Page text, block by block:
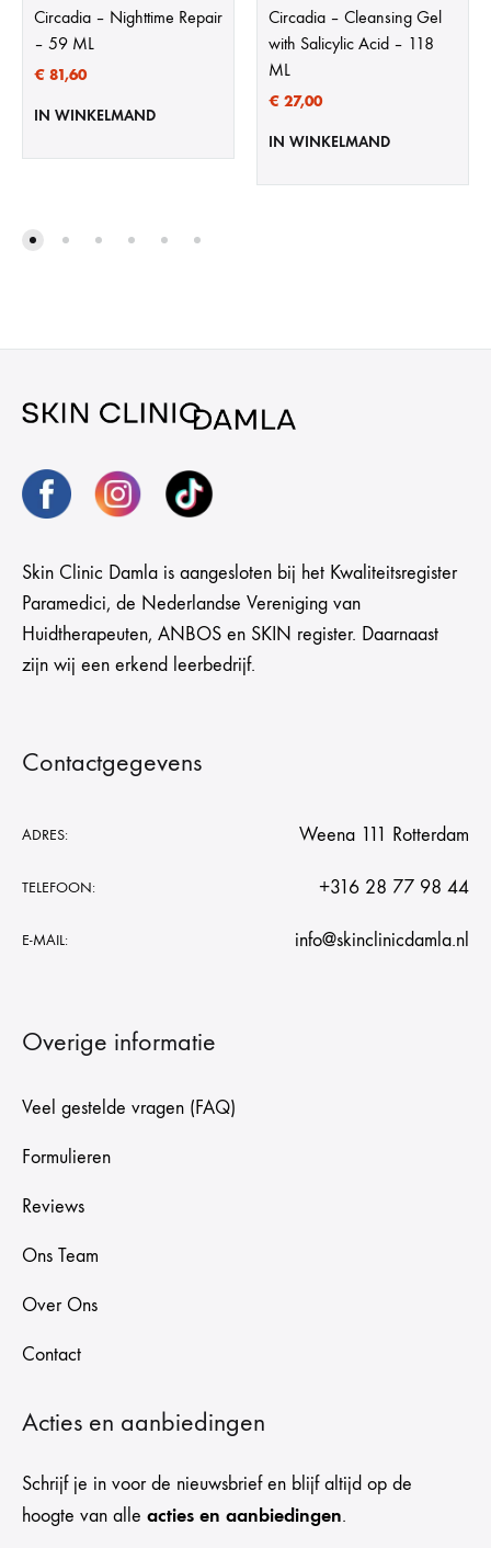
Circadia – Nighttime Repair
– 59 ML
€ 81,60
IN WINKELMAND
Circadia – Cleansing Gel
with Salicylic Acid – 118
ML
€ 27,00
IN WINKELMAND
Skin Clinic Damla is aangesloten bij het Kwaliteitsregister
Paramedici, de Nederlandse Vereniging van
Huidtherapeuten, ANBOS en SKIN register. Daarnaast
zijn wij een erkend leerbedrijf.
Contactgegevens
ADRES: Weena 111 Rotterdam
TELEFOON: +316 28 77 98 44
E-MAIL: info@skinclinicdamla.nl
Overige informatie
Veel gestelde vragen (FAQ)
Formulieren
Reviews
Ons Team
Over Ons
Contact
Acties en aanbiedingen
Schrijf je in voor de nieuwsbrief en blijf altijd op de
hoogte van alle acties en aanbiedingen.